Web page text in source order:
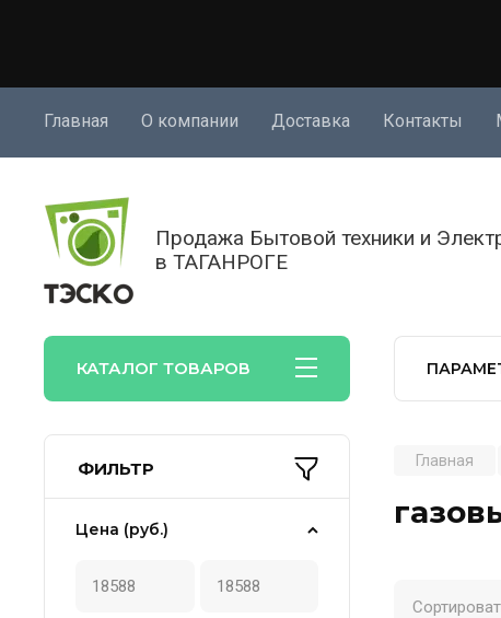
Главная О компании Доставка Контакты
Продажа Бытовой техники и
в ТАГАНРОГЕ
КАТАЛОГ ТОВАРОВ
ФИЛЬТР
Цена (руб.)
Главная